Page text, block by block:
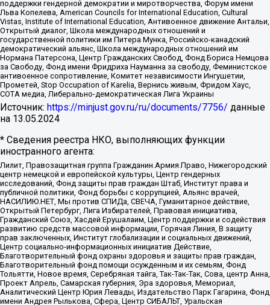
поддержки гендерной демократии и миротворчества, Форум имени
Льва Копелева, American Councils for International Education, Cultural
Vistas, Institute of International Education, Антивоенное движение Антальи,
Открытый диалог, Школа международных отношений и
государственной политики им Питера Мунка, Российско-канадский
демократический альянс, Школа международных отношений им
Нормана Патерсона, Центр Гражданских Свобод, Фонд Бориса Немцова
за Свободу, Фонд имени Фридриха Науманна за свободу, Феминистское
антивоенное сопротивление, Комитет независимости Ингушетии,
Прометей, Stop Occupation of Karelia, Вернись живым, Фридом Хаус,
СОТА медиа, Либерально-демократическая Лига Украины
Источник: https://minjust.gov.ru/ru/documents/7756/ данные
на 13.05.2024
* Сведения реестра НКО, выполняющих функции
иностранного агента:
Лилит, Правозащитная группа Гражданин.Армия.Право, Нижегородский
центр немецкой и европейской культуры, Центр гендерных
исследований, Фонд защиты прав граждан Штаб, Институт права и
публичной политики, Фонд борьбы с коррупцией, Альянс врачей,
НАСИЛИЮ.НЕТ, Мы против СПИДа, СВЕЧА, Гуманитарное действие,
Открытый Петербург, Лига Избирателей, Правовая инициатива,
Гражданский Союз, Хасдей Ерушалаим, Центр поддержки и содействия
развитию средств массовой информации, Горячая Линия, В защиту
прав заключенных, Институт глобализации и социальных движений,
Центр социально-информационных инициатив Действие,
Благотворительный фонд охраны здоровья и защиты прав граждан,
Благотворительный фонд помощи осужденным и их семьям, Фонд
Тольятти, Новое время, Серебряная тайга, Так-Так-Так, Сова, центр Анна,
Проект Апрель, Самарская губерния, Эра здоровья, Мемориал,
Аналитический Центр Юрия Левады, Издательство Парк Гагарина, Фонд
имени Андрея Рылькова, Сфера, Центр СИБАЛЬТ, Уральская